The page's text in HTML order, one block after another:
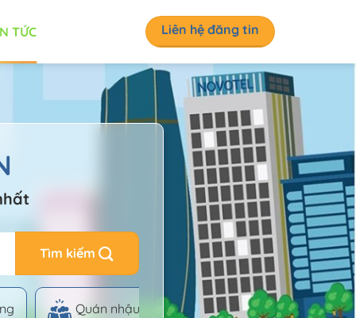
TỨC Liên hệ đăng tin
Quán nhậu Quán bar